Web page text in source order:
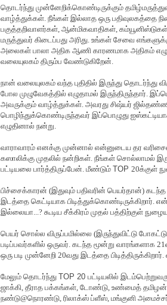
தொடர்ந்து முன்னேறிக்கொண்டிருக்கும் தமிழ்மருத்துவம்
வாழ்த்துக்கள். நீங்கள் இல்லாத ஒரு பதிவுலகத்தை
பகுத்தறிவாளர்கள், ஆன்மிகவாதிகள்,
மருத்துவர் கிடைப்பது அரிது. உங்கள் சேவை
அலைகள் பாலா அதிக ஆணி காரணமாக அதிகம்
வலையுலகம் திரும்ப வேண்டுகிறேன்.
நான் வலையுலகம் வந்த புதிதில் இருந்து தொடர்ந்து
போல முழுவேகத்தில் எழுதாமல் இருந்திருந்தார்.
அவருக்கும் வாழ்த்துக்கள். அவரது சிஷ்யர்
பொழிந்துக்கொண்டிருந்தவர் இப்பொழுது
எழுதினால் நன்று.
வாராவாரம் எனக்கு முன்னால் என்னுடைய தர
கஸாலிக்கு முதலில் நன்றிகள். நீங்கள் சொல்லாமல்
பட்டியலை பார்த்திருப்பேன். மீண்டும் TOP 20க்குள்
பிச்சைக்காரன் (இதுவும் பதிவரின் பெயர்தான்)
இடத்தை கெட்டியாக
இல்லையா...? கூடிய சீக்கிரம் முதல் பத்திற்குள்
பெயர் சொல்ல விருப்பமில்லை (இருந்துவிட்டு
படிப்பவர்களில் ஒருவர். கடந்த மூன்று வாரங்களாக
ஒரு படி முன்னேறி 20வது இடத்தை
மேலும் தொடர்ந்து TOP 20 பட்டியலில்
ஜாக்கி, தீராத பக்கங்கள், டோண்டு, உண்மைத் தமிழன்,
நண்டு@நொரண்டு, ரிலாக்ஸ் ப்ளீஸ், மங்குனி